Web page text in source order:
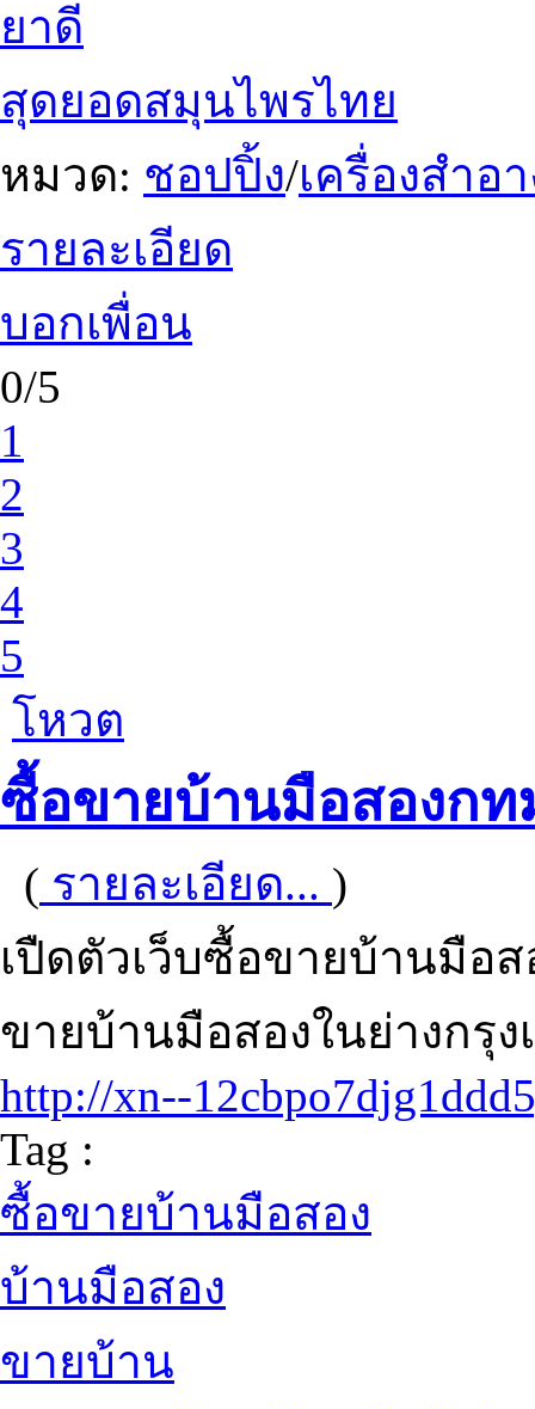
ยาดี
สุดยอดสมุนไพรไทย
หมวด: ชอปปิ้ง/เครื่องสำอ
รายละเอียด
บอกเพื่อน
0/5
1
2
3
4
5
โหวต
ซื้อขายบ้านมือสองกท
( รายละเอียด... )
เปืดตัวเว็บซื้อขายบ้านมือ
ขายบ้านมือสองในย่างกรุ
http://xn--
Tag :
ซื้อขายบ้านมือสอง
บ้านมือสอง
ขายบ้าน